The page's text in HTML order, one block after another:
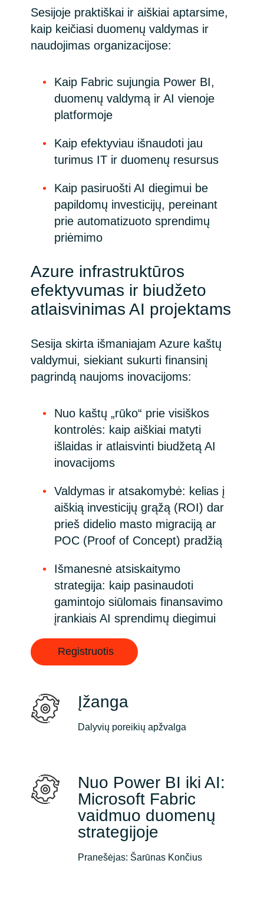
Sesijoje praktiškai ir aiškiai aptarsime,
kaip keičiasi duomenų valdymas ir
naudojimas organizacijose:
Kaip Fabric sujungia Power BI,
duomenų valdymą ir AI vienoje
platformoje
Kaip efektyviau išnaudoti jau
turimus IT ir duomenų resursus
Kaip pasiruošti AI diegimui be
papildomų investicijų, pereinant
prie automatizuoto sprendimų
priėmimo
Azure infrastruktūros
efektyvumas ir biudžeto
atlaisvinimas AI projektams
Sesija skirta išmaniajam Azure kaštų
valdymui, siekiant sukurti finansinį
pagrindą naujoms inovacijoms:
Nuo kaštų „rūko“ prie visiškos
kontrolės: kaip aiškiai matyti
išlaidas ir atlaisvinti biudžetą AI
inovacijoms
Valdymas ir atsakomybė: kelias į
aiškią investicijų grąžą (ROI) dar
prieš didelio masto migraciją ar
POC (Proof of Concept) pradžią
Išmanesnė atsiskaitymo
strategija: kaip pasinaudoti
gamintojo siūlomais finansavimo
įrankiais AI sprendimų diegimui
Registruotis
Įžanga
Dalyvių poreikių apžvalga
Nuo Power BI iki AI:
Microsoft Fabric
vaidmuo duomenų
strategijoje
Pranešėjas: Šarūnas Končius